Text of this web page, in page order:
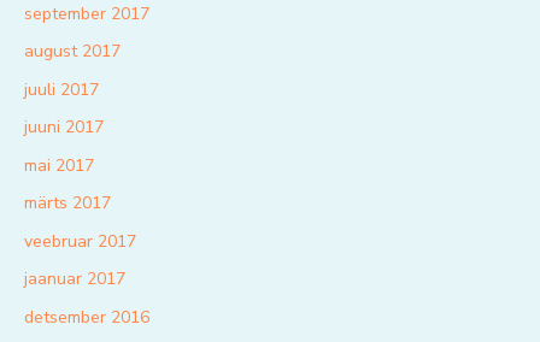
september 2017
august 2017
juuli 2017
juuni 2017
mai 2017
märts 2017
veebruar 2017
jaanuar 2017
detsember 2016